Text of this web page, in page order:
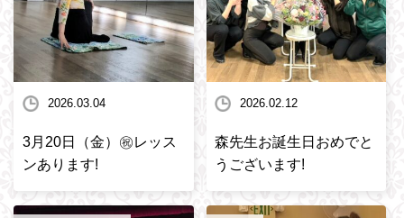
2026.03.04
3月20日（金）㊗️レッス
ンあります!
2026.02.12
森先生お誕生日おめでと
うございます!